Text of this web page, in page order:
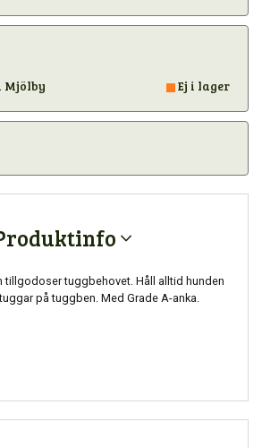
Mjölby Ej i lager
tillgodoser tuggbehovet. Håll alltid hunden
på tuggben. Med Grade A-anka.